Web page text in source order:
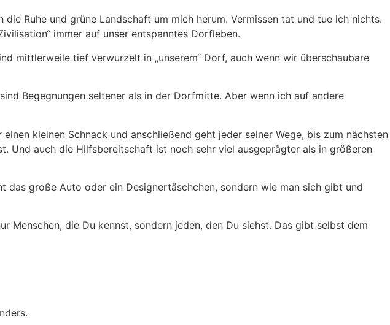
Ruhe und grüne Landschaft um mich herum. Vermissen tat und tue ich nichts.
immer auf unser entspanntes Dorfleben.
mittlerweile tief verwurzelt in „unserem“ Dorf, auch wenn wir überschaubare
Begegnungen seltener als in der Dorfmitte. Aber wenn ich auf andere
kleinen Schnack und anschließend geht jeder seiner Wege, bis zum nächsten
Und auch die Hilfsbereitschaft ist noch sehr viel ausgeprägter als in größeren
große Auto oder ein Designertäschchen, sondern wie man sich gibt und
Menschen, die Du kennst, sondern jeden, den Du siehst. Das gibt selbst dem